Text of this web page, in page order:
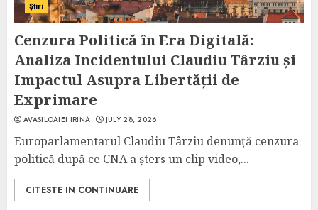
Știri
Cenzura Politică în Era Digitală:
Analiza Incidentului Claudiu Târziu și
Impactul Asupra Libertății de
Exprimare
AVASILOAIEI IRINA JULY 28, 2026
Europarlamentarul Claudiu Târziu denunță cenzura
politică după ce CNA a șters un clip video,...
CITESTE IN CONTINUARE